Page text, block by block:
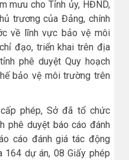
mưu cho Tỉnh ủy, HĐND,
trương của Đảng, chính
về lĩnh vực bảo vệ môi
đạo, triển khai trên địa
phê duyệt Quy hoạch
bảo vệ môi trường trên
phép, Sở đã tổ chức
phê duyệt báo cáo đánh
cáo đánh giá tác động
dự án, 08 Giấy phép